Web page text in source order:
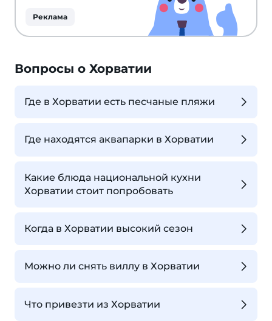
Реклама
Вопросы о Хорватии
Где в Хорватии есть песчаные пляжи
Где находятся аквапарки в Хорватии
Какие блюда национальной кухни
Хорватии стоит попробовать
Когда в Хорватии высокий сезон
Можно ли снять виллу в Хорватии
Что привезти из Хорватии